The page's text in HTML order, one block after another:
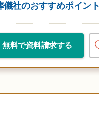
儀社のおすすめポイント
無料で資料請求する